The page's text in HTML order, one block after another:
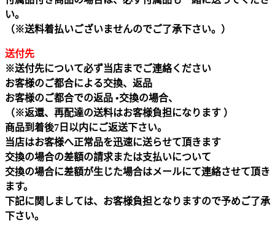
い。
（※送料着払いございませんのでご了承下さい。）
送付先
※送付先について必ず当店までご連絡ください
お客様のご都合による交換、返品
お客様のご都合での返品 •交換の場合、
（※返還、再配達の送料はお客様負担になります ）
商品到着後7日以内にご返送下さい。
当店はお客様へ正常品を迅速に送らせて頂きます
交換の場合の差額の請求または支払いについて
交換の場合に差額が生じた場合はメールにて連絡させて頂き
ます。
下記に関しましては、お客様負担となりますので予めご了承
下さい。